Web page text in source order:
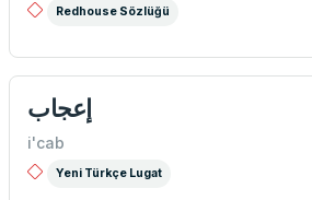
Redhouse Sözlüğü
إعجاب
i'cab
Yeni Türkçe Lugat